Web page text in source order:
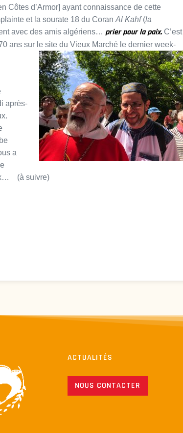
Côtes d’Armor] ayant connaissance de cette
et la sourate 18 du CoranAl Kahf(la
avec des amis algériens… prier pour la paix.C’est
ans sur le site du Vieux Marché le dernier week-
après-
a
(à suivre)
ACTUALITÉS
NOUS CONTACTER